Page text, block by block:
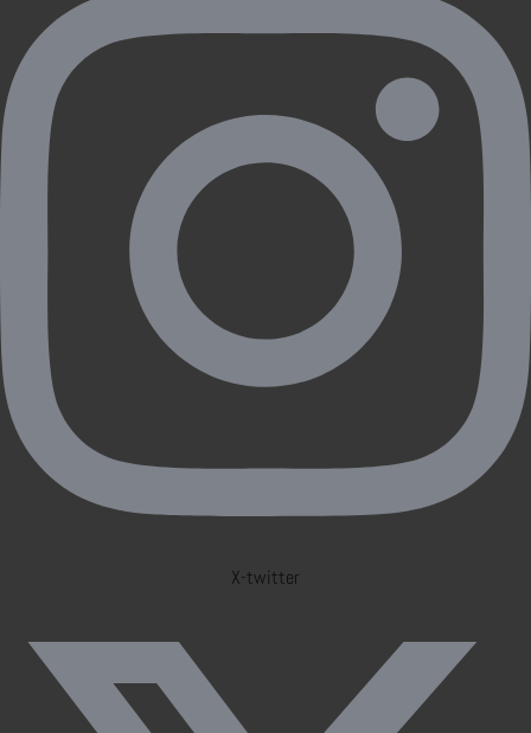
X-twitter